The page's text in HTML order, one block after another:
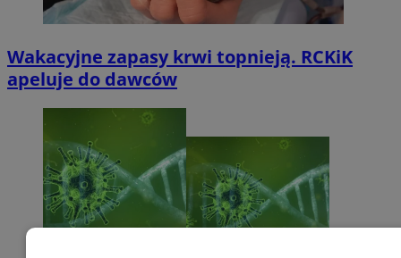
Wakacyjne zapasy krwi topnieją. RCKiK
apeluje do dawców